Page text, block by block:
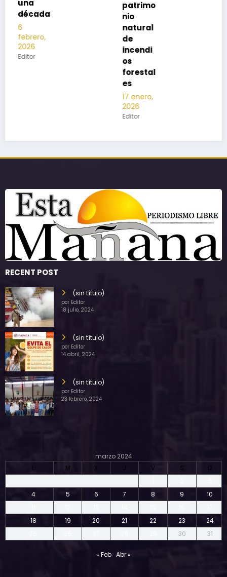
RECENT POST
(sin título)
por Editor
18 julio, 2024
(sin título)
por Editor
14 abril, 2024
(sin título)
por Editor
23 febrero, 2024
marzo 2024
L
M X J V S
D
4
5 6 7 8 9
10
18
19 20 21 22 23
24
30 31
« Feb Abr »